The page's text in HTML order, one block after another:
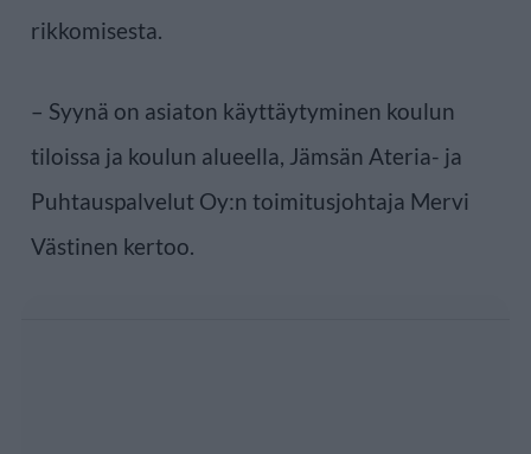
rikkomisesta.
– Syynä on asiaton käyttäytyminen koulun
tiloissa ja koulun alueella, Jämsän Ateria- ja
Puhtauspalvelut Oy:n toimitusjohtaja Mervi
Västinen kertoo.